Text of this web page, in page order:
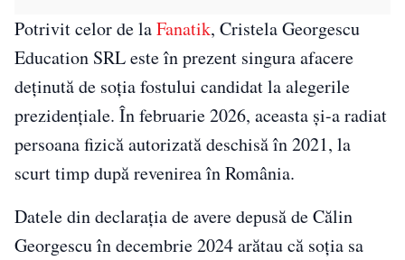
Potrivit celor de laFanatik, Cristela Georgescu
Education SRL este în prezent singura afacere
deținută de soția fostului candidat la alegerile
prezidențiale. În februarie 2026, aceasta și-a radiat
persoana fizică autorizată deschisă în 2021, la
scurt timp după revenirea în România.
Datele din declarația de avere depusă de Călin
Georgescu în decembrie 2024 arătau că soția sa